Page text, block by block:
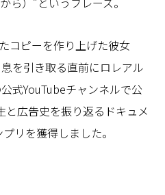
コピーを作り上げた彼女
を引き取る直前にロレアル
式YouTubeチャンネルで公
広告史を振り返るドキュメ
リを獲得しました。